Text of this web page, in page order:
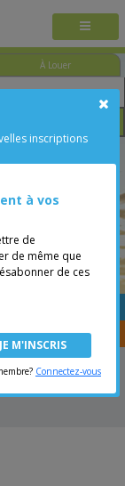
À Louer
avecCENTRIS
inscriptions
à vos
de
de même que
de ces
Connectez-vous